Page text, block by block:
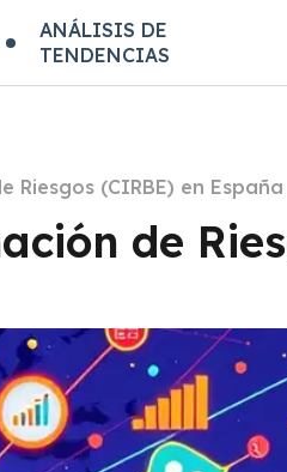
ANÁLISIS DE
TENDENCIAS
(CIRBE) en España
de